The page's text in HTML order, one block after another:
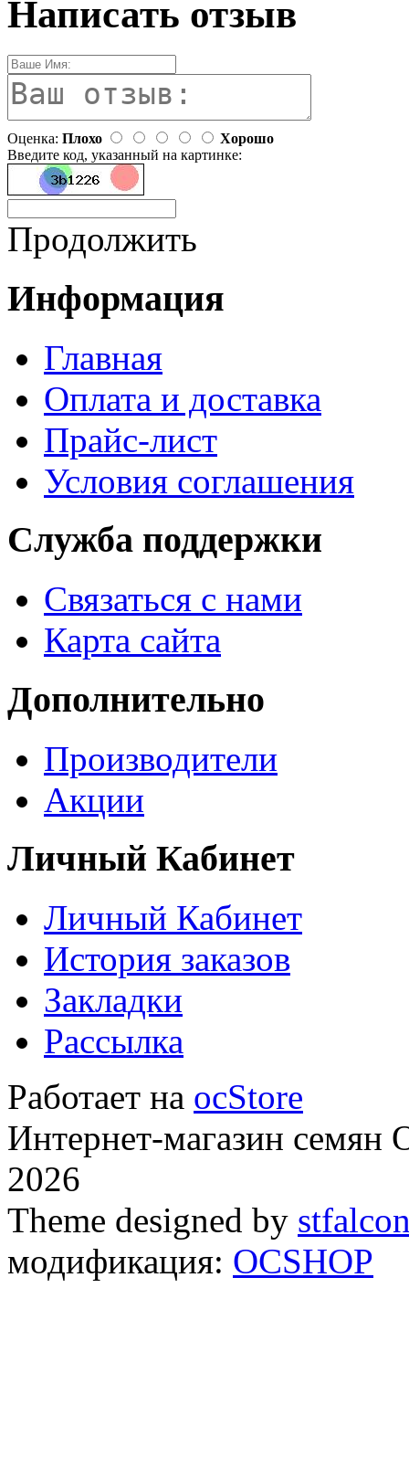
Написать отзыв
Оценка: Плохо
Хорошо
Введите код, указанный на картинке:
Продолжить
Информация
Главная
Оплата и доставка
Прайс-лист
Условия соглашения
Служба поддержки
Связаться с нами
Карта сайта
Дополнительно
Производители
Акции
Личный Кабинет
Личный Кабинет
История заказов
Закладки
Рассылка
Работает на ocStore
Интернет-магазин
2026
Theme designed by
модификация: OCSHOP